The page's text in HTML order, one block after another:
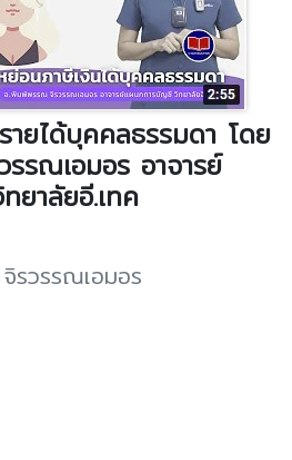
ยได้บุคคลธรรมดา โดย
รณเอมอร อาจารย์
าลัยอี.เทค
วรรณเอมอร